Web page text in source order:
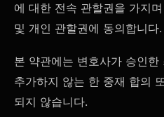
에 대한 전속 관할권을 가지
및 개인 관할권에 동의합니다.
본 약관에는 변호사가 승인
추가하지 않는 한 중재 합의
되지 않습니다.